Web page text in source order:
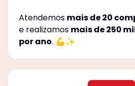
Atendemos mais de 20
e realizamos mais de 250
por ano. 💪✨